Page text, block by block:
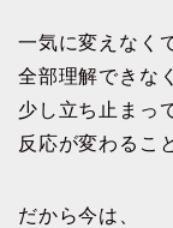
一気に変えなく
全部理解できな
少し立ち止まっ
反応が変わるこ
だから今は、